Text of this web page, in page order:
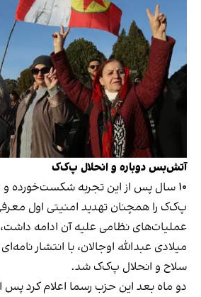
آتش‌بس دوباره و انحلال پ‌ک‌ک
۱۰ سال پس از این تجربه شکست‌خورده و
پ‌ک‌ک را همچنان تهدید امنیتی اول
عملیات‌های نظامی علیه آن ادامه
میلادی عبدالله اوجالان، با انتشار
سلاح و انحلال پ‌ک‌ک شد.
دو ماه بعد این حزب رسما اعلام کرد پس